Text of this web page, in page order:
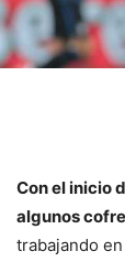
Con el inicio
algunos
trabajando